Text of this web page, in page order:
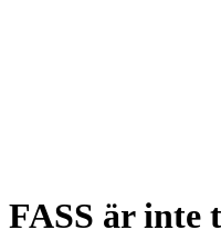
FASS är inte